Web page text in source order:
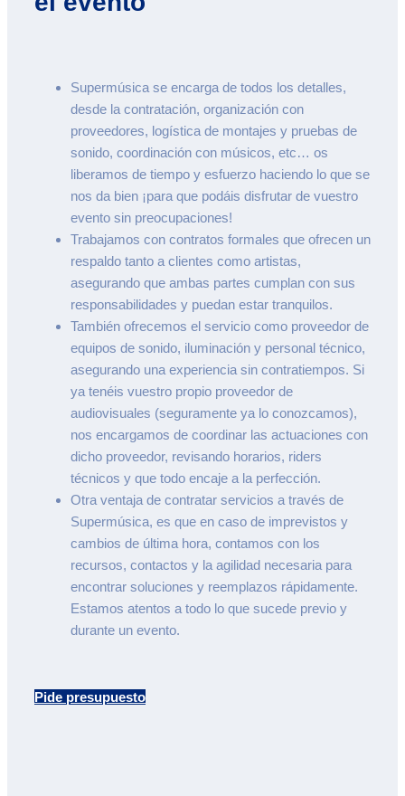
Supermúsica se encarga de todos los detalles,
desde la contratación, organización con
proveedores, logística de montajes y pruebas de
sonido, coordinación con músicos, etc… os
liberamos de tiempo y esfuerzo haciendo lo que se
nos da bien ¡para que podáis disfrutar de vuestro
evento sin preocupaciones!
Trabajamos con contratos formales que ofrecen un
respaldo tanto a clientes como artistas,
asegurando que ambas partes cumplan con sus
responsabilidades y puedan estar tranquilos.
También ofrecemos el servicio como proveedor de
equipos de sonido, iluminación y personal técnico,
asegurando una experiencia sin contratiempos. Si
ya tenéis vuestro propio proveedor de
audiovisuales (seguramente ya lo conozcamos),
nos encargamos de coordinar las actuaciones con
dicho proveedor, revisando horarios, riders
técnicos y que todo encaje a la perfección.
Otra ventaja de contratar servicios a través de
Supermúsica, es que en caso de imprevistos y
cambios de última hora, contamos con los
recursos, contactos y la agilidad necesaria para
encontrar soluciones y reemplazos rápidamente.
Estamos atentos a todo lo que sucede previo y
durante un evento.
Pide presupuesto